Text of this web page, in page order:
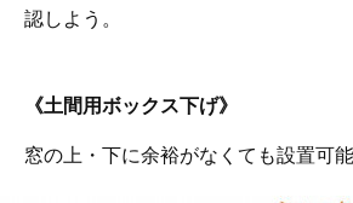
認しよう。
《土間用ボックス下げ》
窓の上・下に余裕がなくても設置可能